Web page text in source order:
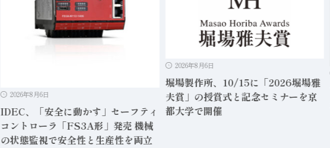
2026年8月6日
IDEC、「安全に動かす」セーフティ
コントローラ「FS3A形」発売 機械
の状態監視で安全性と生産性を両立
2026年8月6日
堀場製作所、10/15に「2026堀場雅
夫賞」の授賞式と記念セミナーを京
都大学で開催